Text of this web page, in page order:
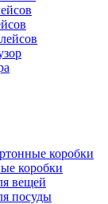
коробки
коробки
вещей
посуды